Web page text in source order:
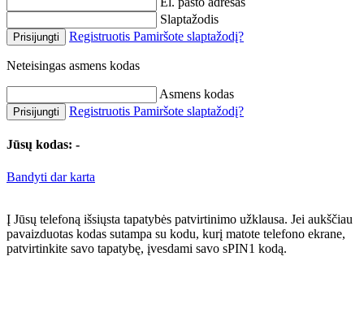
Slaptažodis
Prisijungti Registruotis Pamiršote slaptažodį?
Neteisingas asmens kodas
Asmens kodas
Prisijungti Registruotis Pamiršote slaptažodį?
Jūsų kodas: -
Bandyti dar karta
Į Jūsų telefoną išsiųsta tapatybės patvirtinimo užklausa. Jei aukščiau
pavaizduotas kodas sutampa su kodu, kurį matote telefono ekrane,
patvirtinkite savo tapatybę, įvesdami savo sPIN1 kodą.